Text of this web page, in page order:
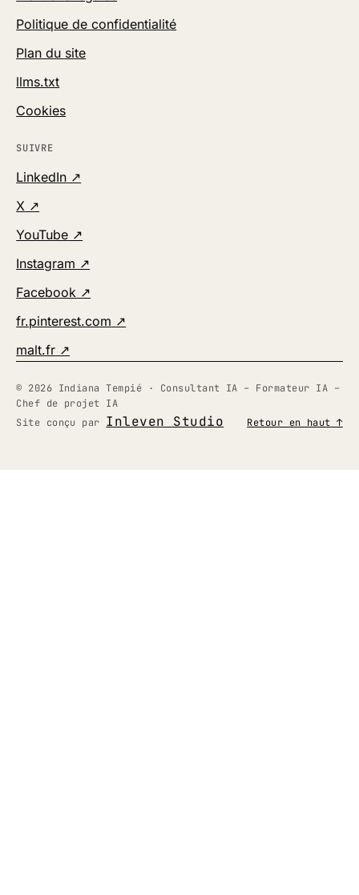
Politique de confidentialité
Plan du site
llms.txt
Cookies
SUIVRE
LinkedIn(nouvel onglet)
↗
X (nouvel onglet)
↗
YouTube(nouvel onglet)
↗
Instagram (nouvel onglet)
↗
Facebook (nouvel onglet)
↗
fr.pinterest.com (nouvel onglet)
↗
malt.fr(nouvel onglet)
↗
© 2026 Indiana Tempié · Consultant IA – Formateur IA –
Chef de projet IA
Site conçu par Inleven Studio Retour en haut ↑